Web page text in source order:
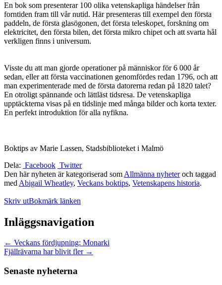
En bok som presenterar 100 olika vetenskapliga händelser från
forntiden fram till vår nutid. Här presenteras till exempel den första
paddeln, de första glasögonen, det första teleskopet, forskning om
elektricitet, den första bilen, det första mikro chipet och att svarta hål
verkligen finns i universum.
Visste du att man gjorde operationer på människor för 6 000 år
sedan, eller att första vaccinationen genomfördes redan 1796, och att
man experimenterade med de första datorerna redan på 1820 talet?
En otroligt spännande och lättläst tidsresa. De vetenskapliga
upptäckterna visas på en tidslinje med många bilder och korta texter.
En perfekt introduktion för alla nyfikna.
Boktips av Marie Lassen, Stadsbiblioteket i Malmö
Dela: Facebook Twitter
Den här nyheten är kategoriserad som Allmänna nyheteroch taggad
med Abigail Wheatley, Veckans boktips, Vetenskapens historia.
Skriv utBokmärk länken
Inläggsnavigation
← Veckans fördjupning: Monarki
Fjällrävarna har blivit fler →
Senaste nyheterna